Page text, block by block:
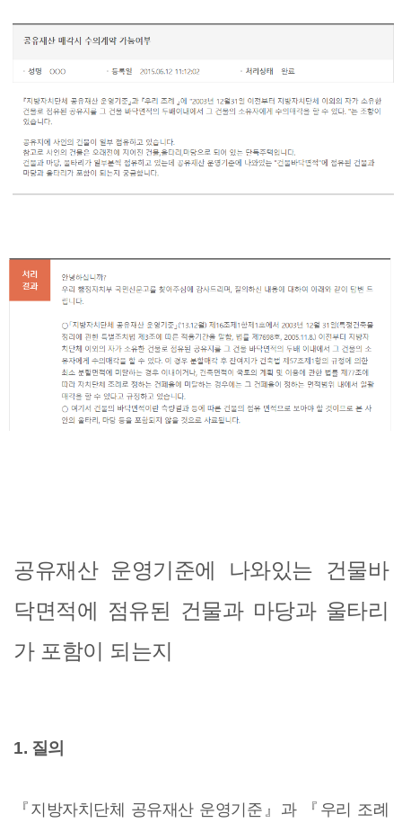
공유재산 운영기준에 나와있는 건물바
닥면적에 점유된 건물과 마당과 울타리
가 포함이 되는지
1. 질의
『지방자치단체 공유재산 운영기준』과 『우리 조례